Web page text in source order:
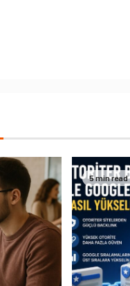
5 min read